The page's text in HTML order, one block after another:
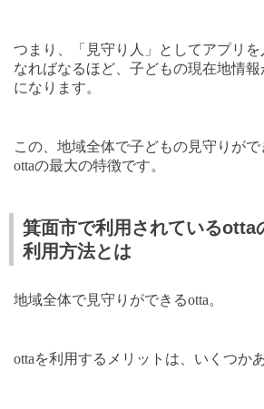
つまり、「見守り人」としてアプリを
なればなるほど、子どもの現在地情報
になります。
この、地域全体で子どもの見守りがで
ottaの最大の特徴です。
箕面市で利用されているotta
利用方法とは
地域全体で見守りができるotta。
ottaを利用するメリットは、いくつか